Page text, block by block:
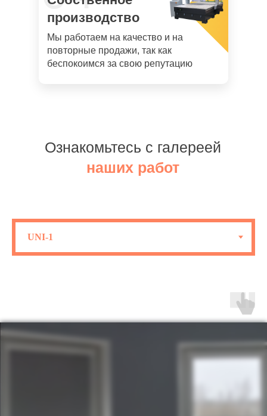
производство
Мы работаем на качество и на
повторные продажи, так как
беспокоимся за свою репутацию
Ознакомьтесь с галереей
наших работ